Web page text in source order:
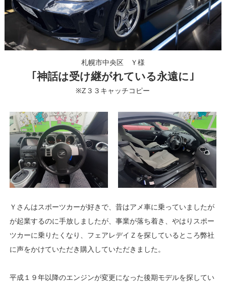
札幌市中央区 Ｙ様
｢神話は受け継がれている永遠に｣
※Z３３キャッチコピー
Ｙさんはスポーツカーが好きで、昔はアメ車に乗っていましたが
が起業するのに手放しましたが、事業が落ち着き、やはりスポー
ツカーに乗りたくなり、フェアレデイＺを探しているところ弊社
に声をかけていただき購入していただきました。
平成１９年以降のエンジンが変更になった後期モデルを探してい